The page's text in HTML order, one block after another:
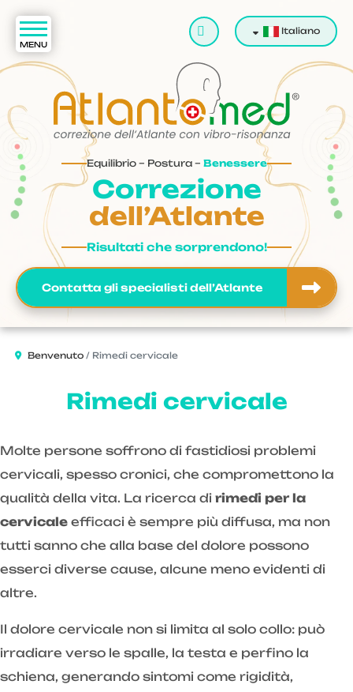
Equilibrio – Postura – Benessere
Correzione
dell’Atlante
Risultati che sorprendono!
Contatta gli specialisti dell’Atlante
Cerca Italiano
Benvenuto Rimedi cervicale
Rimedi cervicale
Molte persone soffrono di fastidiosi problemi
cervicali, spesso cronici, che compromettono la
qualità della vita. La ricerca di rimedi per la
cervicale efficaci è sempre più diffusa, ma non
tutti sanno che alla base del dolore possono
esserci diverse cause, alcune meno evidenti di
altre.
Il dolore cervicale non si limita al solo collo: può
irradiare verso le spalle, la testa e perfino la
schiena, generando sintomi come rigidità,